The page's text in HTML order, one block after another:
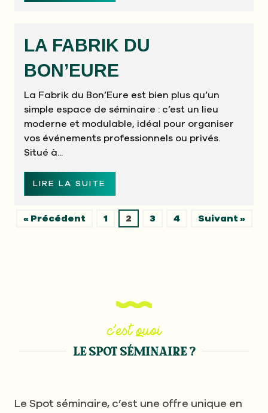
LA FABRIK DU
BON’EURE
La Fabrik du Bon’Eure est bien plus qu’un
simple espace de séminaire : c’est un lieu
moderne et modulable, idéal pour organiser
vos événements professionnels ou privés.
Situé à...
LIRE LA SUITE
« Précédent 1 2 3 4 Suivant »
c’est quoi
LE SPOT SÉMINAIRE ?
Le Spot séminaire, c’est une offre unique en